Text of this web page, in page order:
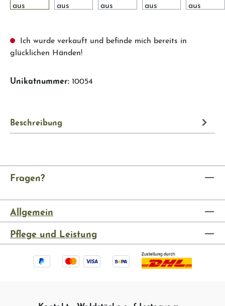
Ich wurde verkauft und befinde mich bereits in
glücklichen Händen!
Unikatnummer: 10054
Beschreibung
Fragen?
Allgemein
Pflege und Leistung